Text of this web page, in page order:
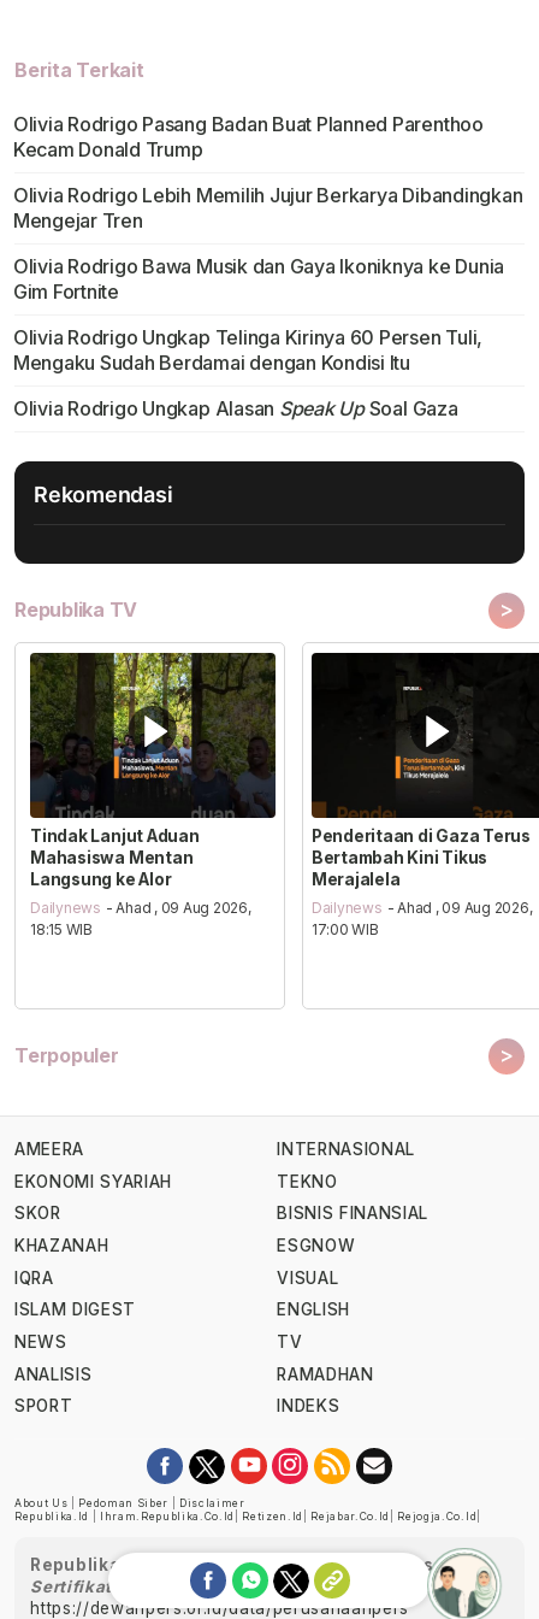
Berita Terkait
Olivia Rodrigo Pasang Badan Buat Planned Parenthoo
Kecam Donald Trump
Olivia Rodrigo Lebih Memilih Jujur Berkarya Dibandingkan
Mengejar Tren
Olivia Rodrigo Bawa Musik dan Gaya Ikoniknya ke Dunia
Gim Fortnite
Olivia Rodrigo Ungkap Telinga Kirinya 60 Persen Tuli,
Mengaku Sudah Berdamai dengan Kondisi Itu
Olivia Rodrigo Ungkap Alasan Speak UpSoal Gaza
Rekomendasi
Republika TV >
Tindak Lanjut Aduan
Mahasiswa Mentan
Langsung ke Alor
Dailynews - Ahad , 09 Aug 2026,
18:15 WIB
Penderitaan di Gaza Terus
Bertambah Kini Tikus
Merajalela
Dailynews - Ahad , 09 Aug 2026,
17:00 WIB
Terpopuler >
AMEERA
EKONOMI SYARIAH
SKOR
KHAZANAH
IQRA
ISLAM DIGEST
NEWS
ANALISIS
SPORT
INTERNASIONAL
TEKNO
BISNIS FINANSIAL
ESGNOW
VISUAL
ENGLISH
TV
RAMADHAN
INDEKS
About Us Pedoman Siber
Disclaimer
Republika.id
Ihram.republika.co.id Retizen.id Rejabar.co.id Rejogja.co.id
Republika telah diverifikasi oleh Dewan Pers
Sertifikat Nomor 1058/DP-Verifikasi/K/XII/2022
https://dewanpers.or.id/data/perusahaanpers